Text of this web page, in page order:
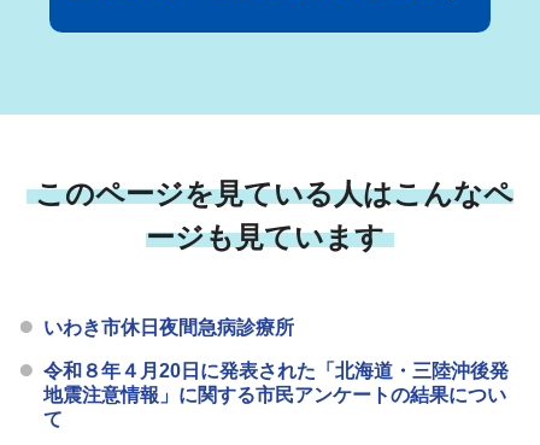
このページを見ている人はこんなペ
ージも見ています
いわき市休日夜間急病診療所
令和８年４月20日に発表された「北海道・三陸沖後発
地震注意情報」に関する市民アンケートの結果につい
て